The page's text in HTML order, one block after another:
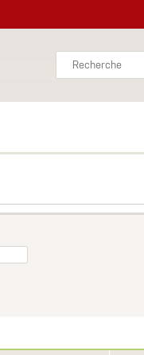
Rechercher